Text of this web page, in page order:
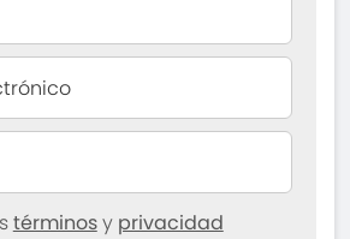
términosy privacidad